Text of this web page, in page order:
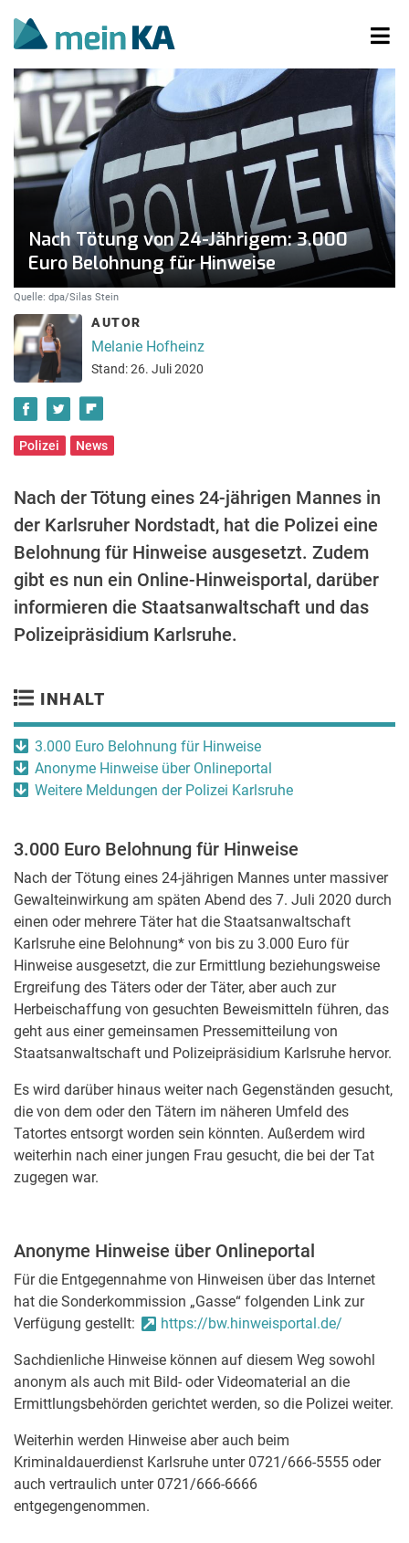
Nach Tötung von 24-Jährigem: 3.000
Euro Belohnung für Hinweise
Quelle: dpa/Silas Stein
AUTOR
Melanie Hofheinz
Stand: 26. Juli 2020
Polizei News
Nach der Tötung eines 24-jährigen Mannes in
der Karlsruher Nordstadt, hat die Polizei eine
Belohnung für Hinweise ausgesetzt. Zudem
gibt es nun ein Online-Hinweisportal, darüber
informieren die Staatsanwaltschaft und das
Polizeipräsidium Karlsruhe.
INHALT
3.000 Euro Belohnung für Hinweise
Anonyme Hinweise über Onlineportal
Weitere Meldungen der Polizei Karlsruhe
3.000 Euro Belohnung für Hinweise
Nach der Tötung eines 24-jährigen Mannes unter massiver
Gewalteinwirkung am späten Abend des 7. Juli 2020 durch
einen oder mehrere Täter hat die Staatsanwaltschaft
Karlsruhe eine Belohnung* von bis zu 3.000 Euro für
Hinweise ausgesetzt, die zur Ermittlung beziehungsweise
Ergreifung des Täters oder der Täter, aber auch zur
Herbeischaffung von gesuchten Beweismitteln führen, das
geht aus einer gemeinsamen Pressemitteilung von
Staatsanwaltschaft und Polizeipräsidium Karlsruhe hervor.
Es wird darüber hinaus weiter nach Gegenständen gesucht,
die von dem oder den Tätern im näheren Umfeld des
Tatortes entsorgt worden sein könnten. Außerdem wird
weiterhin nach einer jungen Frau gesucht, die bei der Tat
zugegen war.
Anonyme Hinweise über Onlineportal
Für die Entgegennahme von Hinweisen über das Internet
hat die Sonderkommission „Gasse“ folgenden Link zur
Verfügung gestellt:
https://bw.hinweisportal.de/
Sachdienliche Hinweise können auf diesem Weg sowohl
anonym als auch mit Bild- oder Videomaterial an die
Ermittlungsbehörden gerichtet werden, so die Polizei weiter.
Weiterhin werden Hinweise aber auch beim
Kriminaldauerdienst Karlsruhe unter 0721/666-5555 oder
auch vertraulich unter 0721/666-6666
entgegengenommen.